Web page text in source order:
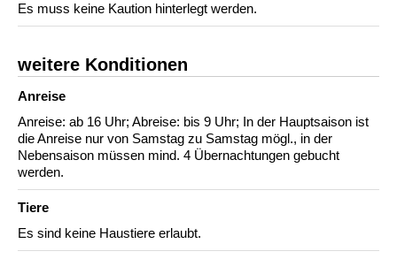
Es muss keine Kaution hinterlegt werden.
weitere Konditionen
Anreise
Anreise: ab 16 Uhr; Abreise: bis 9 Uhr; In der Hauptsaison ist
die Anreise nur von Samstag zu Samstag mögl., in der
Nebensaison müssen mind. 4 Übernachtungen gebucht
werden.
Tiere
Es sind keine Haustiere erlaubt.